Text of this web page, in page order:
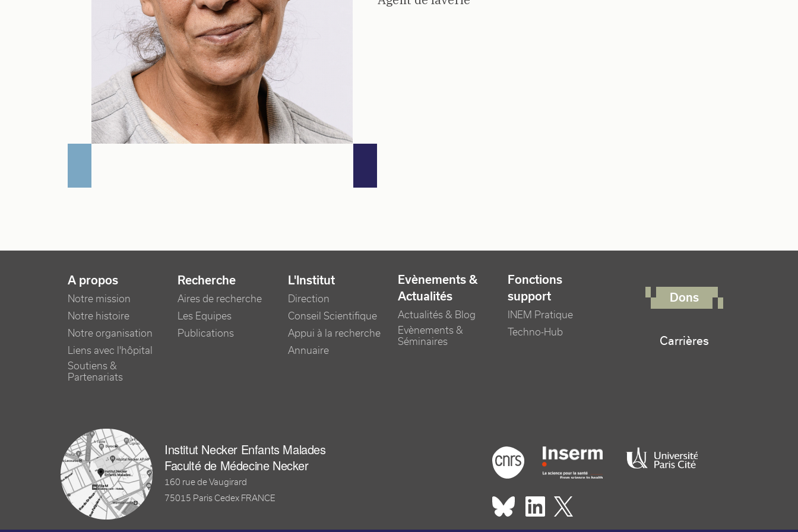
NAVIGATION PRINCIPALE
A propos
Notre mission
Notre histoire
Notre organisation
Liens avec l'hôpital
Soutiens &
Partenariats
Recherche
Aires de recherche
Les Equipes
Publications
L'Institut
Direction
Conseil Scientifique
Appui à la recherche
Annuaire
Evènements &
Actualités
Actualités & Blog
Evènements &
Séminaires
Fonctions
support
INEM Pratique
Techno-Hub
Dons
Carrières
Institut Necker Enfants Malades
Faculté de Médecine Necker
160 rue de Vaugirard
75015 Paris Cedex FRANCE
Footer logo tutelles
Réseaux sociaux footer